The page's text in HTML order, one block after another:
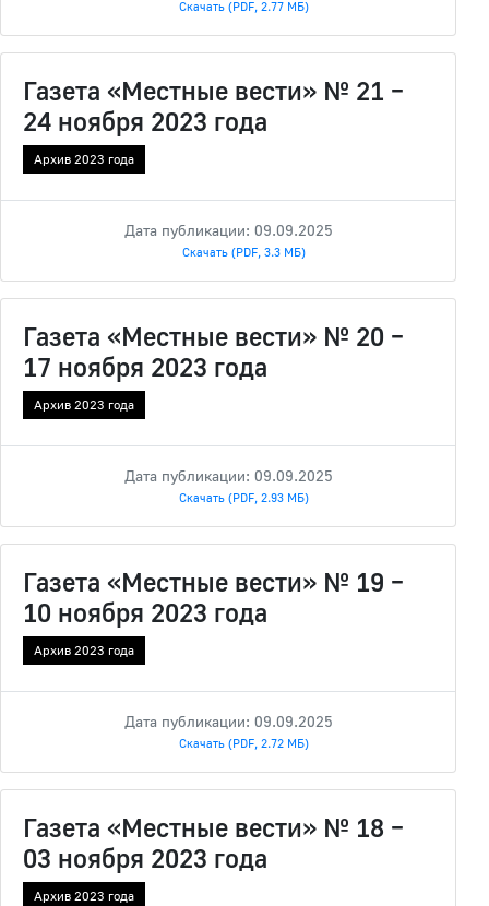
Скачать (PDF, 2.77 МБ)
Газета «Местные вести» № 21 –
24 ноября 2023 года
Архив 2023 года
Дата публикации: 09.09.2025
Скачать (PDF, 3.3 МБ)
Газета «Местные вести» № 20 –
17 ноября 2023 года
Архив 2023 года
Дата публикации: 09.09.2025
Скачать (PDF, 2.93 МБ)
Газета «Местные вести» № 19 –
10 ноября 2023 года
Архив 2023 года
Дата публикации: 09.09.2025
Скачать (PDF, 2.72 МБ)
Газета «Местные вести» № 18 –
03 ноября 2023 года
Архив 2023 года